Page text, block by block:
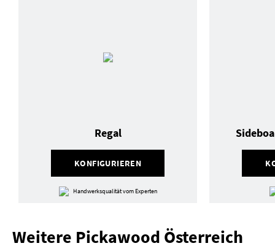
KONFIGURIEREN
Regal
Handwerksqualität vom Experten
Weitere Pickawood Österreich